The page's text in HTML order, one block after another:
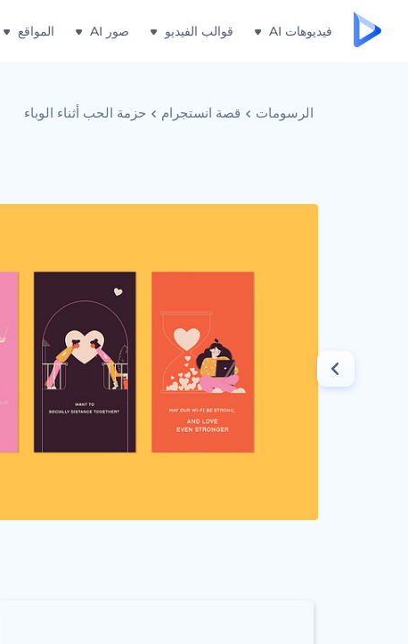
فيديوهات AI قوالب الفيديو صور AI المواقع
الرسومات قصة انستجرام حزمة الحب أثناء الوباء